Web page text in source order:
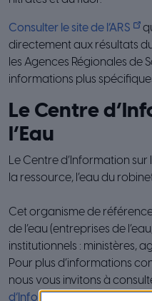
Consulter le site de l’ARS
directement aux résultats
les Agences Régionales de
informations plus
Le Centre
l’Eau
Le Centre d’Information sur
la ressource, l’eau du
Cet organisme de
de l’eau (entreprises de
institutionnels : ministères,
Pour plus d’informations
nous vous invitons à
d’Information sur l’Eau